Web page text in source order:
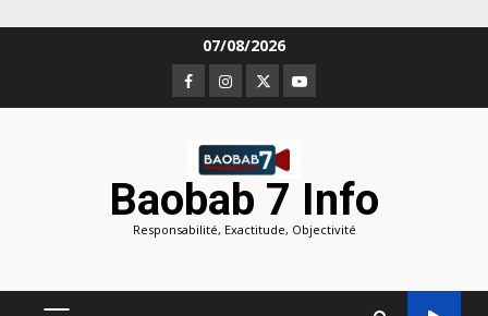
07/08/2026
Facebook
Instagram
TwitterYoutube
Baobab 7 Info
Responsabilité, Exactitude, Objectivité